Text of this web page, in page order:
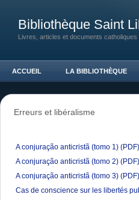
Bibliothèque Saint
Livres, articles et documents catholiques
ACCUEIL LA BIBLIOTHÈQUE
Erreurs et libéralisme
A conjuração anticristã (tomo 1) (PDF)
A conjuração anticristã (tomo 2) (PDF)
A conjuração anticristã (tomo 3) (PDF)
Cas de conscience sur les libertés